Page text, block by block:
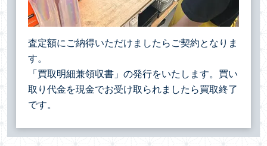
査定額にご納得いただけましたらご契約となりま
す。
「買取明細兼領収書」の発行をいたします。買い
取り代金を現金でお受け取られましたら買取終了
です。